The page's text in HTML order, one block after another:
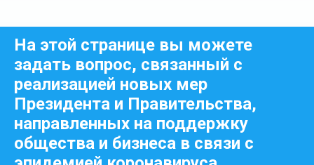
На этой странице вы можете
задать вопрос, связанный с
реализацией новых мер
Президента и Правительства,
направленных на поддержку
общества и бизнеса в связи с